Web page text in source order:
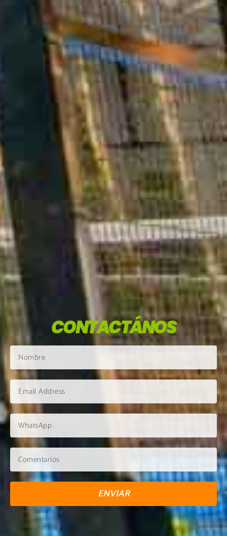
CONTACTÁNOS
ENVIAR